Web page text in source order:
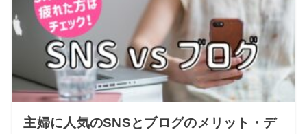
主婦に人気のSNSとブログのメリット・デ